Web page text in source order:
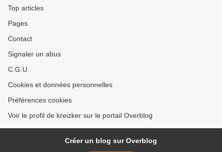
Top articles
Pages
Contact
Signaler un abus
C.G.U.
Cookies et données personnelles
Préférences cookies
Voir le profil de kreizker sur le portail Overblog
Créer un blog sur Overblog